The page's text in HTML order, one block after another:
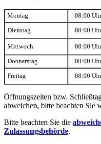
Montag 08:00
Dienstag 08:00
Mittwoch 08:00
Donnerstag 08:00
Freitag 08:00
Öffnungszeiten bzw.
abweichen, bitte beachten Sie
Bitte beachten Sie die
Zulassungsbehörde.